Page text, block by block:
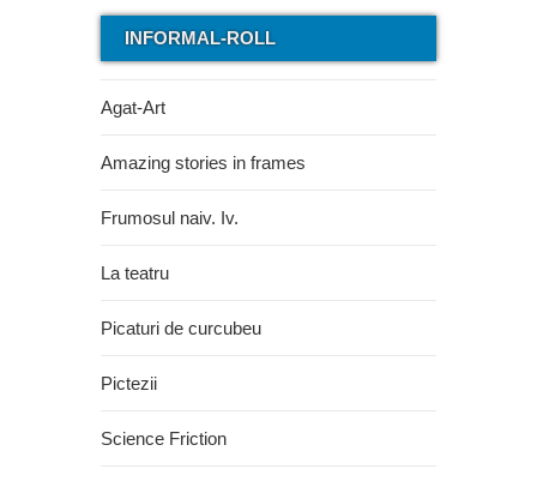
INFORMAL-ROLL
Agat-Art
Amazing stories in frames
Frumosul naiv. Iv.
La teatru
Picaturi de curcubeu
Pictezii
Science Friction